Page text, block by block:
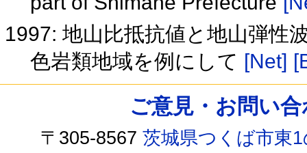
1997: 地山比抵抗値と地山弾性
色岩類地域を例にして [Net]
ご意見・お問い
〒305-8567茨城県つくば市東